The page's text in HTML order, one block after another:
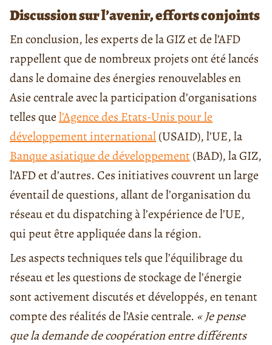
Discussion sur l’avenir, efforts conjoints
En conclusion, les experts de la GIZ et de l’AFD
rappellent que de nombreux projets ont été lancés
dans le domaine des énergies renouvelables en
Asie centrale avec la participation d’organisations
telles quel’Agence des Etats-Unis pour le
développement international(USAID), l’UE, la
Banque asiatique de développement(BAD), la GIZ,
l’AFD et d’autres. Ces initiatives couvrent un large
éventail de questions, allant de l’organisation du
réseau et du dispatching à l’expérience de l’UE,
qui peut être appliquée dans la région.
Les aspects techniques tels que l’équilibrage du
réseau et les questions de stockage de l’énergie
sont activement discutés et développés, en tenant
compte des réalités de l’Asie centrale. « Je pense
que la demande de coopération entre différents